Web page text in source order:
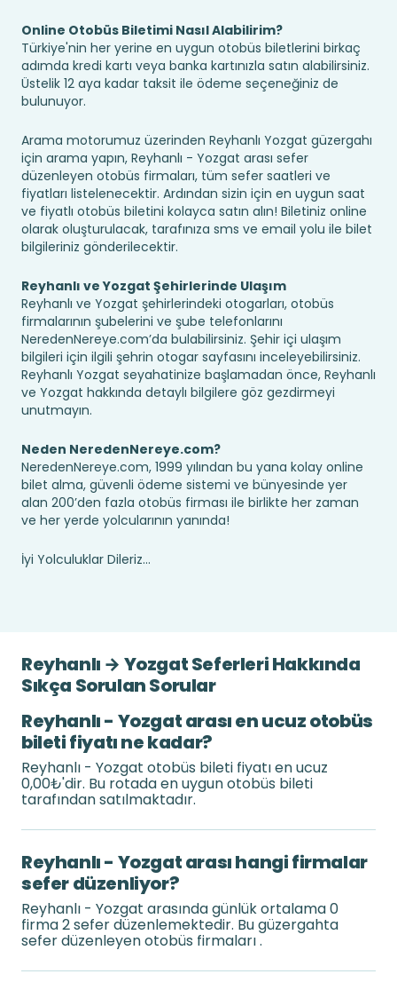
Online Otobüs Biletimi Nasıl Alabilirim?
Türkiye'nin her yerine en uygun otobüs biletlerini birkaç
adımda kredi kartı veya banka kartınızla satın alabilirsiniz.
Üstelik 12 aya kadar taksit ile ödeme seçeneğiniz de
bulunuyor.
Arama motorumuz üzerinden Reyhanlı Yozgat güzergahı
için arama yapın, Reyhanlı - Yozgat arası sefer
düzenleyen otobüs firmaları, tüm sefer saatleri ve
fiyatları listelenecektir. Ardından sizin için en uygun saat
ve fiyatlı otobüs biletini kolayca satın alın! Biletiniz online
olarak oluşturulacak, tarafınıza sms ve email yolu ile bilet
bilgileriniz gönderilecektir.
Reyhanlı ve Yozgat Şehirlerinde Ulaşım
Reyhanlı ve Yozgat şehirlerindeki otogarları, otobüs
firmalarının şubelerini ve şube telefonlarını
NeredenNereye.com’da bulabilirsiniz. Şehir içi ulaşım
bilgileri için ilgili şehrin otogar sayfasını inceleyebilirsiniz.
Reyhanlı Yozgat seyahatinize başlamadan önce, Reyhanlı
ve Yozgat hakkında detaylı bilgilere göz gezdirmeyi
unutmayın.
Neden NeredenNereye.com?
NeredenNereye.com, 1999 yılından bu yana kolay online
bilet alma, güvenli ödeme sistemi ve bünyesinde yer
alan 200’den fazla otobüs firması ile birlikte her zaman
ve her yerde yolcularının yanında!
İyi Yolculuklar Dileriz...
Reyhanlı → Yozgat Seferleri Hakkında
Sıkça Sorulan Sorular
Reyhanlı - Yozgat arası en ucuz otobüs
bileti fiyatı ne kadar?
Reyhanlı - Yozgat otobüs bileti fiyatı en ucuz
0,00₺'dir. Bu rotada en uygun otobüs bileti
tarafından satılmaktadır.
Reyhanlı - Yozgat arası hangi firmalar
sefer düzenliyor?
Reyhanlı - Yozgat arasında günlük ortalama 0
firma 2 sefer düzenlemektedir. Bu güzergahta
sefer düzenleyen otobüs firmaları .